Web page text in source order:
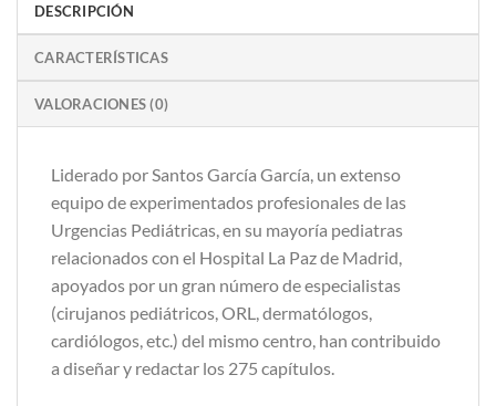
DESCRIPCIÓN
CARACTERÍSTICAS
VALORACIONES (0)
Liderado por Santos García García, un extenso
equipo de experimentados profesionales de las
Urgencias Pediátricas, en su mayoría pediatras
relacionados con el Hospital La Paz de Madrid,
apoyados por un gran número de especialistas
(cirujanos pediátricos, ORL, dermatólogos,
cardiólogos, etc.) del mismo centro, han contribuido
a diseñar y redactar los 275 capítulos.